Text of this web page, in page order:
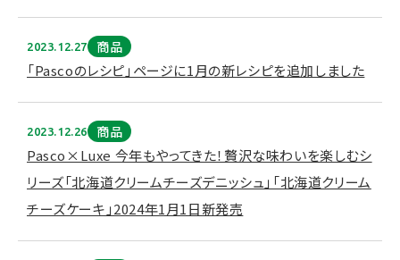
2023.12.27 商品
「Pascoのレシピ」ページに1月の新レシピを追加しました
2023.12.26 商品
Pasco×Luxe 今年もやってきた！贅沢な味わいを楽しむシ
リーズ「北海道クリームチーズデニッシュ」「北海道クリーム
チーズケーキ」2024年1月1日新発売